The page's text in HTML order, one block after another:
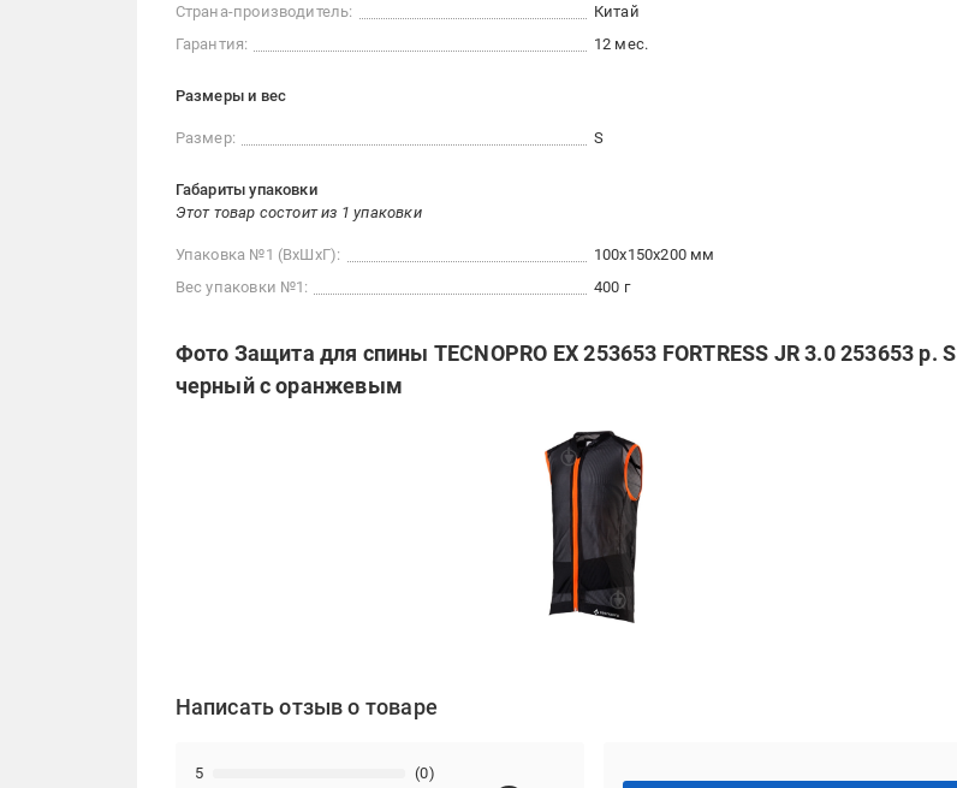
Страна-производитель:
Китай
Гарантия:
12 мес.
Размеры и вес
Размер: S
Габариты упаковки
Этот товар состоит из 1 упаковки
Упаковка №1 (ВхШхГ):
100x150x200 мм
Вес упаковки №1:
400 г
Фото Защита для спины TECNOPRO ЕХ 253653 FORTRESS JR 3.0 253653 р. S
черный с оранжевым
Написать отзыв о товаре
5 (0)